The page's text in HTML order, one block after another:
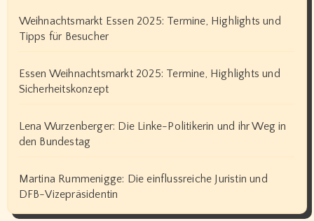
Weihnachtsmarkt Essen 2025: Termine, Highlights und
Tipps für Besucher
Essen Weihnachtsmarkt 2025: Termine, Highlights und
Sicherheitskonzept
Lena Wurzenberger: Die Linke-Politikerin und ihr Weg in
den Bundestag
Martina Rummenigge: Die einflussreiche Juristin und
DFB-Vizepräsidentin